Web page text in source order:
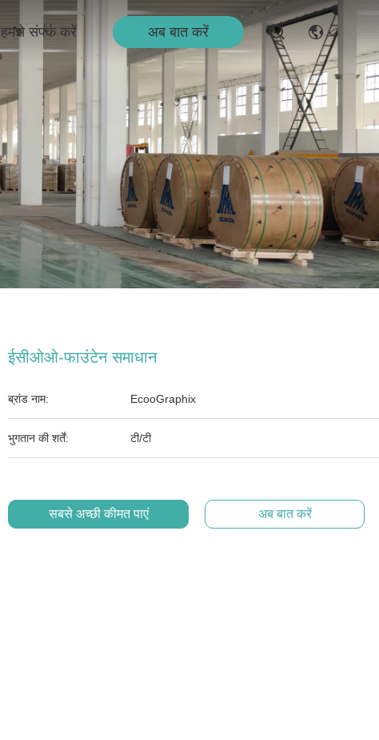
हमसे संपर्क करें अब बात करें
ईसीओओ-फाउंटेन समाधान
ब्रांड नाम: EcooGraphix
भुगतान की शर्तें: टी/टी
सबसे अच्छी कीमत पाएं अब बात करें